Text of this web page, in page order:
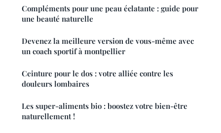
Compléments pour une peau éclatante : guide pour
une beauté naturelle
Devenez la meilleure version de vous-même avec
un coach sportif à montpellier
Ceinture pour le dos : votre alliée contre les
douleurs lombaires
Les super-aliments bio : boostez votre bien-être
naturellement !